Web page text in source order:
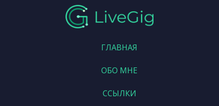
ГЛАВНАЯ
ОБО МНЕ
ССЫЛКИ